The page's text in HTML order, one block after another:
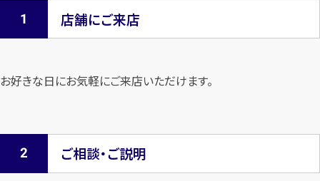
店舗にご来店
お好きな日にお気軽にご来店いただけます。
ご相談・ご説明